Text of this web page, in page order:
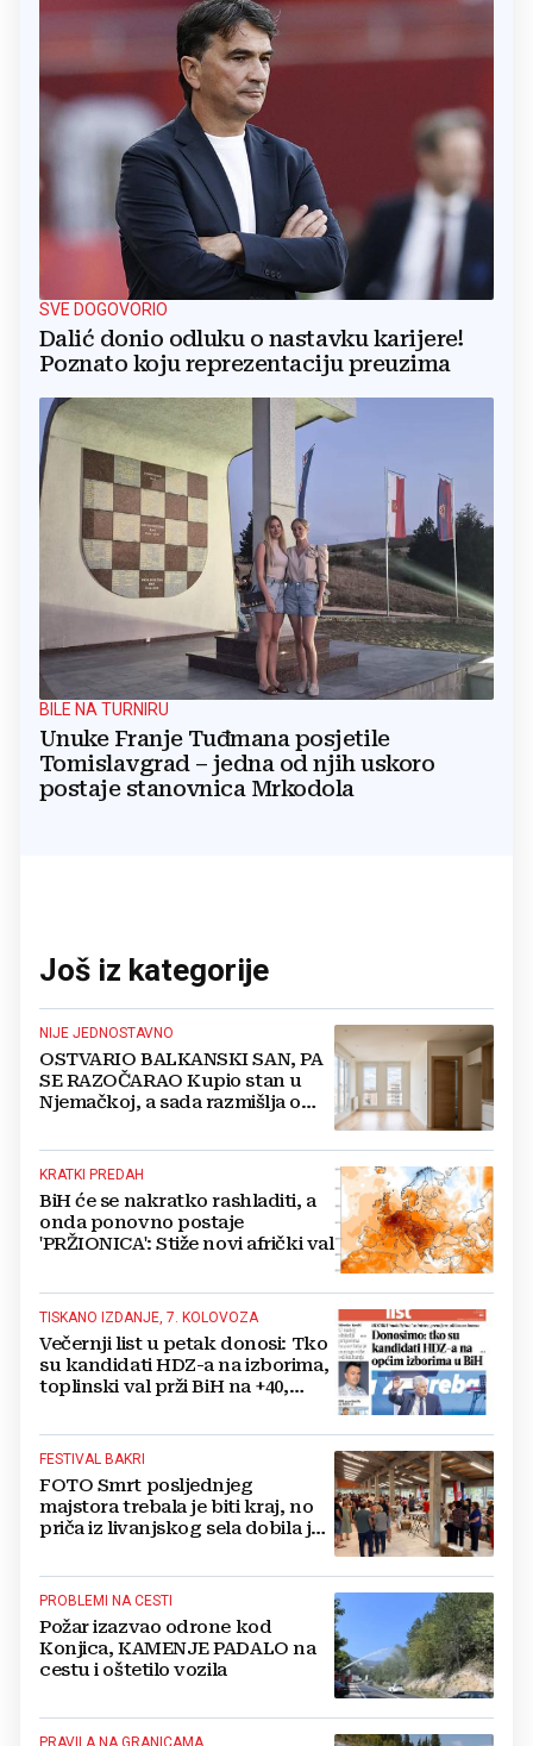
SVE DOGOVORIO
Dalić donio odluku o nastavku karijere!
Poznato koju reprezentaciju preuzima
BILE NA TURNIRU
Unuke Franje Tuđmana posjetile
Tomislavgrad – jedna od njih uskoro
postaje stanovnica Mrkodola
Još iz kategorije
NIJE JEDNOSTAVNO
OSTVARIO BALKANSKI SAN, PA
SE RAZOČARAO Kupio stan u
Njemačkoj, a sada razmišlja o
KRATKI PREDAH
BiH će se nakratko rashladiti, a
onda ponovno postaje
'PRŽIONICA': Stiže novi afrički val
TISKANO IZDANJE, 7. KOLOVOZA
Večernji list u petak donosi: Tko
su kandidati HDZ-a na izborima,
toplinski val prži BiH na +40,
FESTIVAL BAKRI
FOTO Smrt posljednjeg
majstora trebala je biti kraj, no
priča iz livanjskog sela dobila je
PROBLEMI NA CESTI
Požar izazvao odrone kod
Konjica, KAMENJE PADALO na
cestu i oštetilo vozila
PRAVILA NA GRANICAMA